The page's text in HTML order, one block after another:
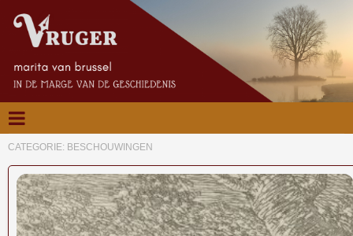
CATEGORIE: BESCHOUWINGEN